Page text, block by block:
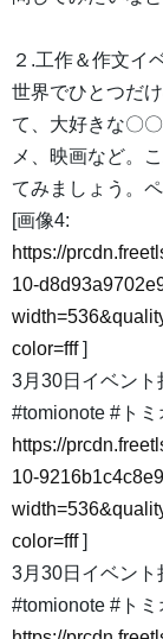
２.工作＆作文イ
世界でひとつだ
て、大好きな〇
メ、映画など。
てみましょう。
[画像4:
https://
10-
color=fff]
3月30日イベント
#tomionote #ト
https://
10-
color=fff]
3月30日イベント
#tomionote #ト